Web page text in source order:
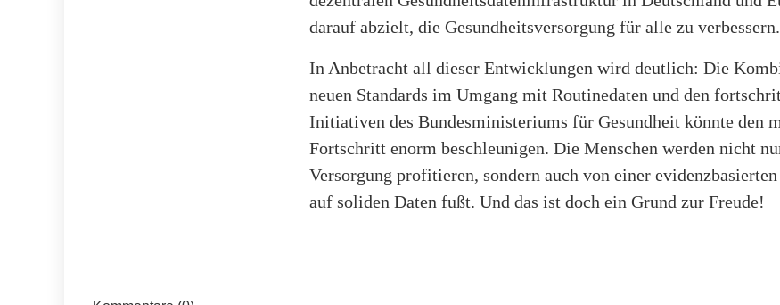
darauf abzielt, die Gesundheitsversorgung für alle zu verbessern.
In Anbetracht all dieser Entwicklungen wird deutlich: Die
neuen Standards im Umgang mit Routinedaten und den
Initiativen des Bundesministeriums für Gesundheit könnte den
Fortschritt enorm beschleunigen. Die Menschen werden nicht
Versorgung profitieren, sondern auch von einer
auf soliden Daten fußt. Und das ist doch ein Grund zur Freude!